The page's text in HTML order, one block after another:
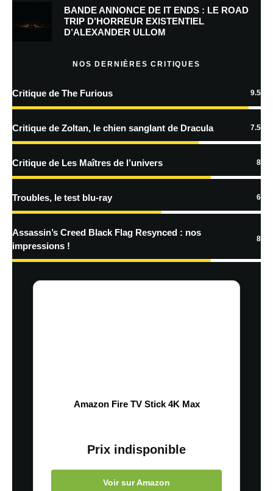
E-mail* Site web
mon prochain commentaire.
En savoir
traitées
BANDE ANNONCE DE IT ENDS : LE ROAD
TRIP D’HORREUR EXISTENTIEL
D’ALEXANDER ULLOM
NOS DERNIÈRES CRITIQUES
Critique de The Furious 9.5
Critique de Zoltan, le chien sanglant de Dracula 7.5
Critique de Les Maîtres de l’univers 8
Troubles, le test blu-ray 6
Assassin’s Creed Black Flag Resynced : nos
impressions !
8
Amazon Fire TV Stick 4K Max
Prix indisponible
Voir sur Amazon